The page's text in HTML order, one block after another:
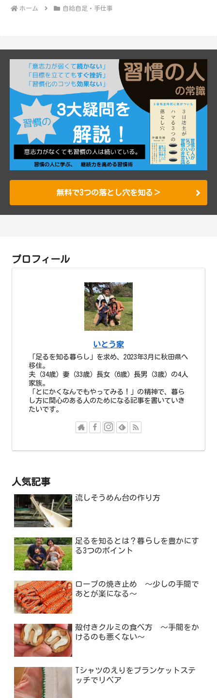
ホーム 自給自足・手仕事
無料で3つの落とし穴を知る＞
プロフィール
いとう家
「足るを知る暮らし」を求め、2023年3月に秋田県へ
移住。
夫（34歳）妻（33歳）長女（6歳）長男（3歳）の4人
家族。
「とにかくなんでもやってみる！」の精神で、暮ら
し方に関心のある人のためになる記事を書いていき
たいです。
人気記事
流しそうめん台の作り方
足るを知るとは？暮らしを豊かにす
る3つのポイント
ロープの焼き止め ～少しの手間で
あとが楽になる～
殻付きクルミの食べ方 ～手間をか
けるのも悪くない～
Tシャツのえりをブランケットステ
ッチでリペア